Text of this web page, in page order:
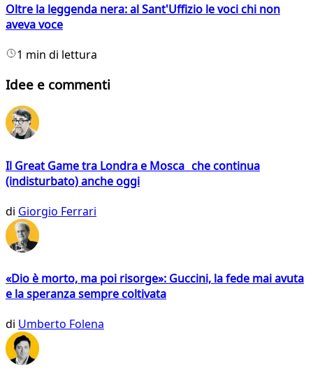
Oltre la leggenda nera: al Sant'Uffizio le voci chi non
aveva voce
1 min di lettura
Idee e commenti
Il Great Game tra Londra e Mosca che continua
(indisturbato) anche oggi
di Giorgio Ferrari
«Dio è morto, ma poi risorge»: Guccini, la fede mai avuta
e la speranza sempre coltivata
di Umberto Folena